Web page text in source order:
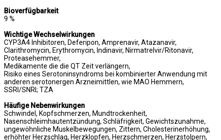
Bioverfügbarkeit
9 %
Wichtige Wechselwirkungen
CYP3A4 Inhibitoren, Deferipon, Amprenavir, Atazanavir,
Clarithromycin, Erythromycin, Indinavir, Nirmatrelvir/Ritonavir,
Proteasehemmer,
Medikamente die die QT Zeit verlängern,
Risiko eines Serotoninsyndroms bei kombinierter Anwendung mit
anderen serotonergen Arzneimittlen, wie MAO Hemmern,
SSRI/SNRI; TZA
Häufige Nebenwirkungen
Schwindel, Kopfschmerzen, Mundtrockenheit,
Nasenschleimhautentzündung, Schläfrigkeit, Gewichtszunahme,
ungewöhnliche Muskelbewegungen, Zittern, Cholesterinerhöhung,
erhöhter Herzschlag, Herzklopfen, Herzschmerzen, Herzstolpern,